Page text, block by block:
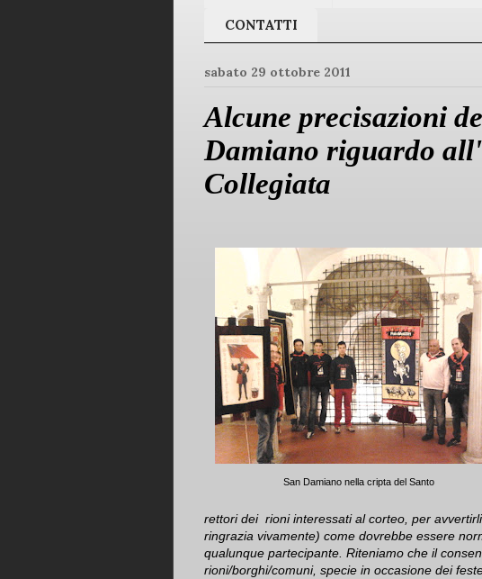
CONTATTI
sabato 29 ottobre 2011
Alcune precisazioni
Damiano riguardo
Collegiata
San Damiano nella cripta del Santo
rettori dei rioni interessati al corteo, per
ringrazia vivamente) come dovrebbe essere
qualunque partecipante. Riteniamo che il
rioni/borghi/comuni, specie in occasione dei